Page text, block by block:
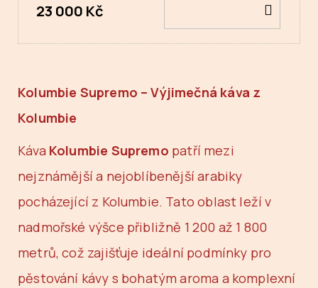
23 000 Kč
Kolumbie Supremo – Výjimečná káva z
Kolumbie
Káva Kolumbie Supremo patří mezi
nejznámější a nejoblíbenější arabiky
pocházející z Kolumbie. Tato oblast leží v
nadmořské výšce přibližně 1 200 až 1 800
metrů, což zajišťuje ideální podmínky pro
pěstování kávy s bohatým aroma a komplexní